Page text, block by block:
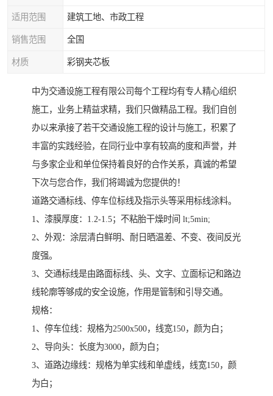
适用范围 建筑工地、市政工程
销售范围 全国
材质 彩钢夹芯板
中为交通设施工程有限公司每个工程均有专人精心组织
施工，业务上精益求精，我们只做精品工程。我们自创
办以来承接了若干交通设施工程的设计与施工，积累了
丰富的实践经验，在同行业中享有较高的度和声誉，并
与多家企业和单位保持着良好的合作关系，真诚的希望
下次与您合作，我们将竭诚为您提供的！
道路交通标线、停车位标线及指示头等采用标线涂料。
1、漆膜厚度：1.2-1.5；不粘胎干燥时间 lt;5min;
2、外观：涂层清白鲜明、耐日晒温差、不变、夜间反光
度强。
3、交通标线是由路面标线、头、文字、立面标记和路边
线轮廓等够成的安全设施，作用是管制和引导交通。
规格：
1、停车位线：规格为2500x500，线宽150，颜为白；
2、导向头：长度为3000，颜为白；
3、道路边缘线：规格为单实线和单虚线，线宽150，颜
为白；